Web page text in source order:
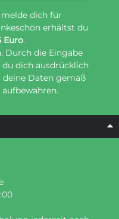
dich für
erhältst du
Euro.
Durch die Eingabe
du dich ausdrücklich
Daten gemäß